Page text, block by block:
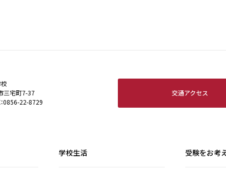
三宅町7-37
0856-22-8729
交通アクセス
学校生活 受験をお考